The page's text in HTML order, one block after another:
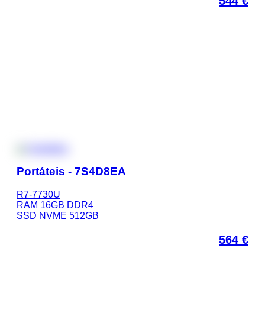
Portáteis - 7S4D8EA
R7-7730U
RAM 16GB DDR4
SSD NVME 512GB
564 €